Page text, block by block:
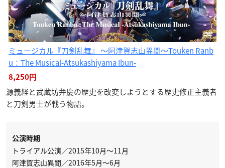
ミュージカル『刀剣乱舞』 〜阿津賀志山異聞〜Touken Ranb
u：The Musical-Atsukashiyama Ibun-
8,250円
源義経と武蔵坊弁慶の歴史を改変しようとする歴史修正主義者
と刀剣男士が戦う物語。
公演時期
トライアル公演／2015年10月～11月
阿津賀志山異聞／2016年5月～6月